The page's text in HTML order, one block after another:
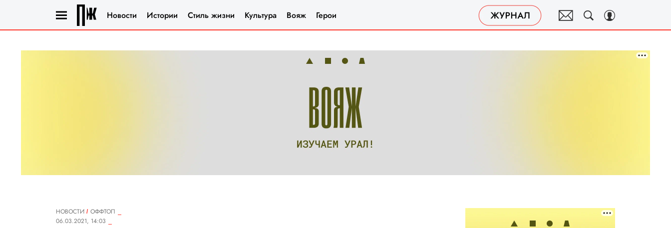
Новости Истории Стиль жизни Культура Вояж Герои
НОВОСТИ
ОФФТОП
06.03.2021, 14:03